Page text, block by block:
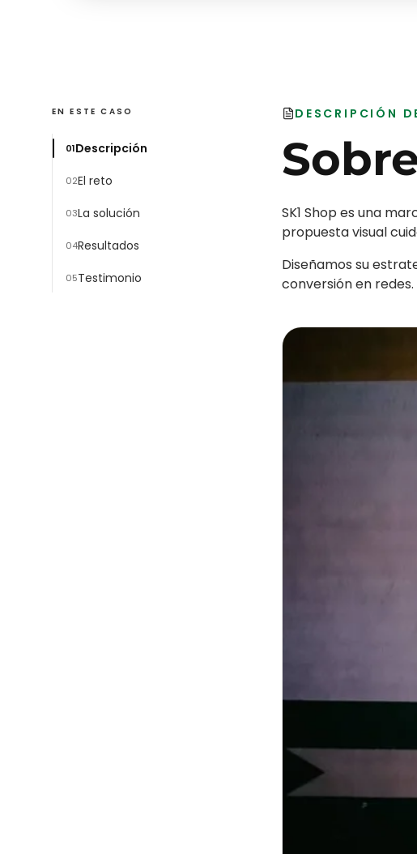
EN ESTE CASO
01Descripción
02El reto
03La solución
04Resultados
05Testimonio
DESCRIPCIÓN
SK1 Shop es una
propuesta visual
Diseñamos su
conversión en redes.